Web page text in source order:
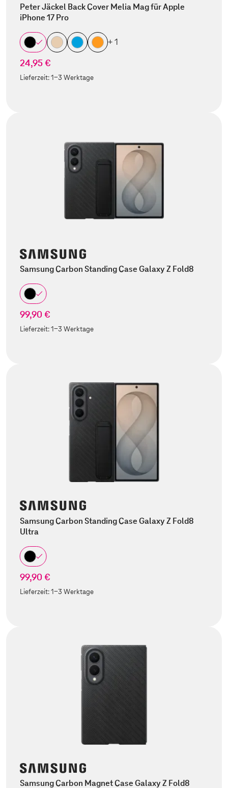
Peter Jäckel Back Cover Melia Mag für Apple
iPhone 17 Pro
+ 1
24,95 €
Lieferzeit:1-3 Werktage
Samsung Carbon Standing Case Galaxy Z Fold8
99,90 €
Lieferzeit:1-3 Werktage
Samsung Carbon Standing Case Galaxy Z Fold8
Ultra
99,90 €
Lieferzeit:1-3 Werktage
Samsung Carbon Magnet Case Galaxy Z Fold8